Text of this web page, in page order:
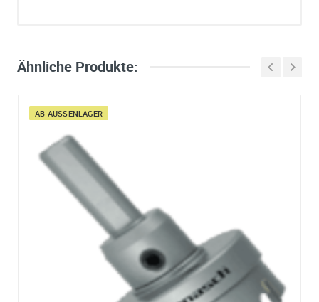
Bitte unterbreiten Sie mir ein Angebot:
Bitte teilen Sie uns die gewünschte Menge mit
Ihre Anschrift
Firma:
Zustimmung zur Datenverarbeitung
Ich stimme zu, dass meine Angaben aus dem
Kontaktformular zur Beantwortung meiner Anfrage
und verarbeitet werden. Die Daten werden nach
Ähnliche Produkte:
AB AUSSENLAGER